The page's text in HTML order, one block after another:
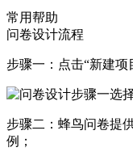
常用帮助
问卷设计流程
步骤一：点击“新建项
步骤二：蜂鸟问卷提
例；